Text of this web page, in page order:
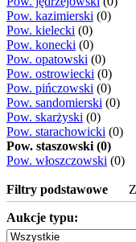
Pow. kazimierski (0)
Pow. kielecki (0)
Pow. konecki (0)
Pow. opatowski (0)
Pow. ostrowiecki (0)
Pow. pińczowski (0)
Pow. sandomierski (0)
Pow. skarżyski (0)
Pow. starachowicki (0)
Pow. staszowski (0)
Pow. włoszczowski (0)
Filtry podstawowe
Aukcje typu: